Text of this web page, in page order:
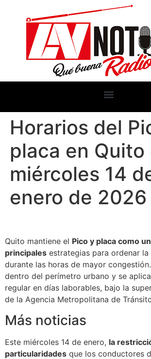
Horarios del
placa en Quito
miércoles 14
enero de 2026
Quito mantiene el Pico y placa como
principales estrategias para ordenar
durante las horas de mayor
dentro del perímetro urbano y se
regular en días laborables, bajo la
de la Agencia Metropolitana de
Más noticias
Este miércoles 14 de enero, la
particularidades que los conductores